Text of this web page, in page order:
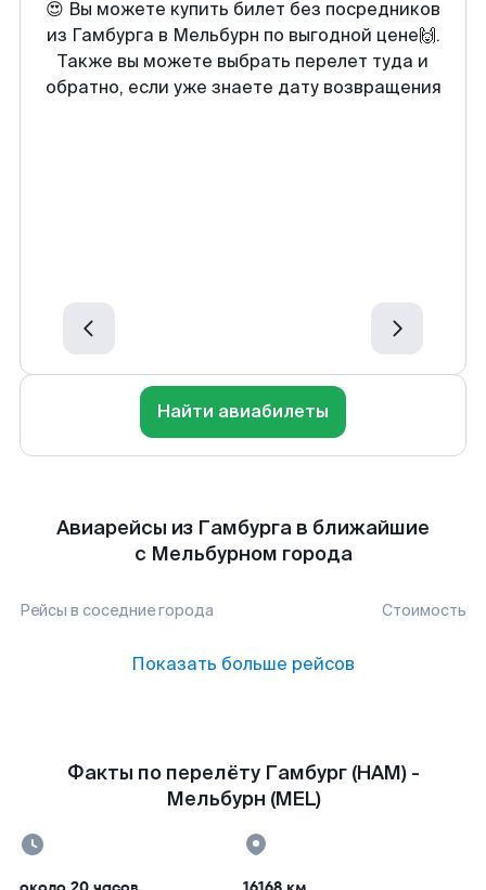
😍 Вы можете купить билет без посредников
из Гамбурга в Мельбурн по выгодной цене🙌.
Также вы можете выбрать перелет туда и
обратно, если уже знаете дату возвращения
Найти авиабилеты
Авиарейсы из Гамбурга в ближайшие
с Мельбурном города
Рейсы в соседние города Стоимость
Показать больше рейсов
Факты по перелёту Гамбург (HAM) -
Мельбурн (MEL)